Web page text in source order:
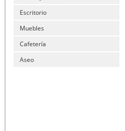
Escritorio
Muebles
Cafetería
Aseo